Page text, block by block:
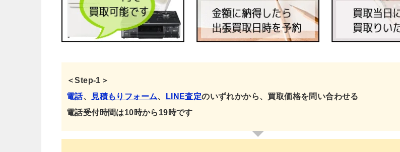
＜Step-1＞
電話、 見積もりフォーム、 LINE査定のいずれかから、買取価格を問い合わせる
電話受付時間は10時から19時です